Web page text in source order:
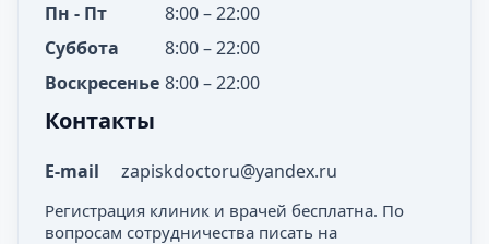
Пн - Пт
8:00 – 22:00
Суббота
8:00 – 22:00
Воскресенье 8:00 – 22:00
Контакты
E-mail zapiskdoctoru@yandex.ru
Регистрация клиник и врачей бесплатна. По
вопросам сотрудничества писать на